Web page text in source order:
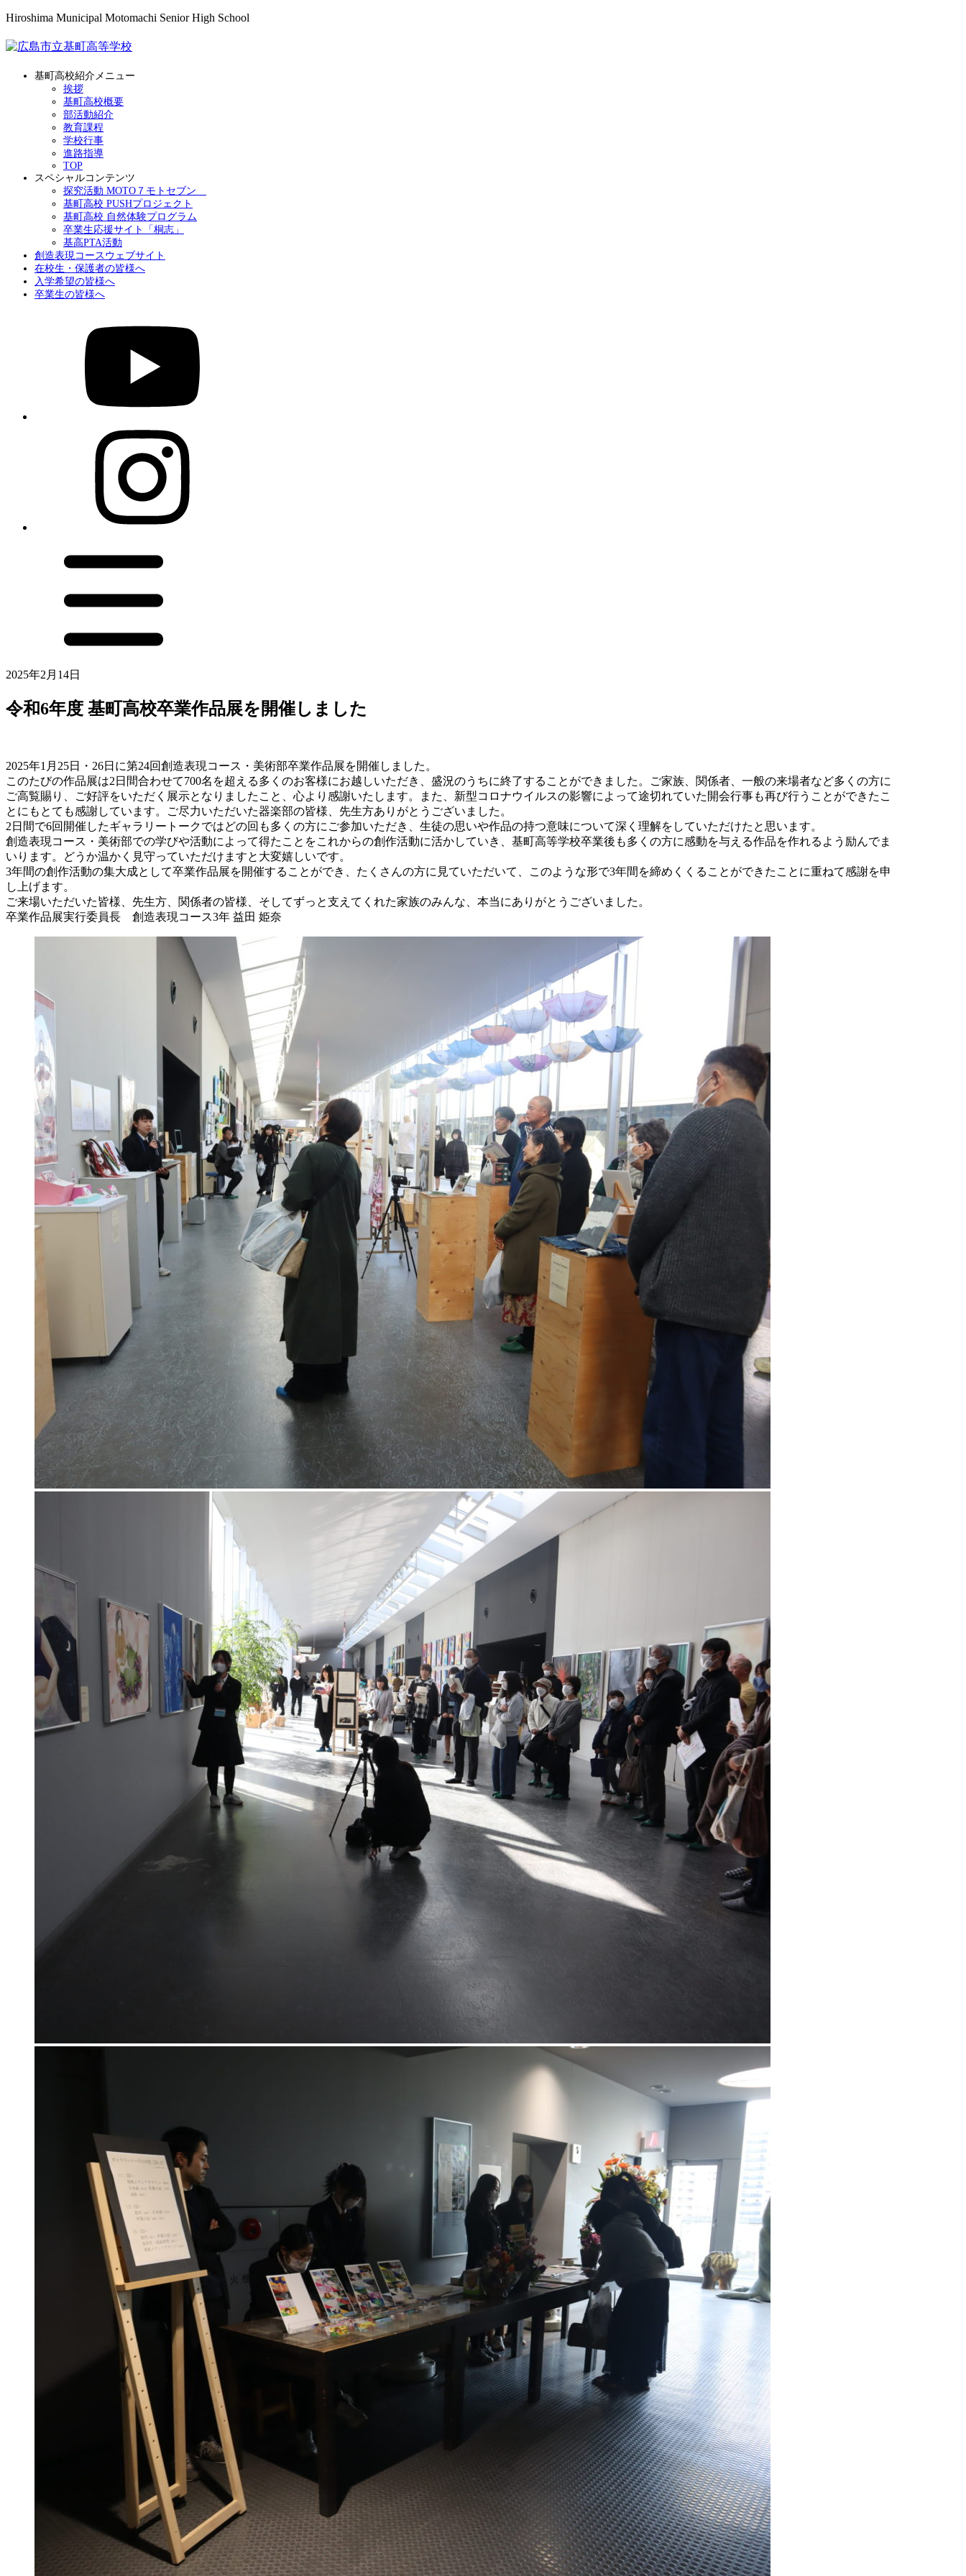
Hiroshima Municipal Motomachi Senior High School
基町高校紹介メニュー
挨拶
基町高校概要
部活動紹介
教育課程
学校行事
進路指導
TOP
スペシャルコンテンツ
探究活動 MOTO７モトセブン
基町高校 PUSHプロジェクト
基町高校 自然体験プログラム
卒業生応援サイト「桐志」
基高PTA活動
創造表現コースウェブサイト
在校生・保護者の皆様へ
入学希望の皆様へ
卒業生の皆様へ
2025年2月14日
令和6年度 基町高校卒業作品展を開催しました
2025年1月25日・26日に第24回創造表現コース・美術部卒業作品展を開催しました。
このたびの作品展は2日間合わせて700名を超える多くのお客様にお越しいただき、盛況のうちに終了することができました。ご家族、関係者、一般の来場者など多くの方に
ご高覧賜り、ご好評をいただく展示となりましたこと、心より感謝いたします。また、新型コロナウイルスの影響によって途切れていた開会行事も再び行うことができたこ
とにもとても感謝しています。ご尽力いただいた器楽部の皆様、先生方ありがとうございました。
2日間で6回開催したギャラリートークではどの回も多くの方にご参加いただき、生徒の思いや作品の持つ意味について深く理解をしていただけたと思います。
創造表現コース・美術部での学びや活動によって得たことをこれからの創作活動に活かしていき、基町高等学校卒業後も多くの方に感動を与える作品を作れるよう励んでま
いります。どうか温かく見守っていただけますと大変嬉しいです。
3年間の創作活動の集大成として卒業作品展を開催することができ、たくさんの方に見ていただいて、このような形で3年間を締めくくることができたことに重ねて感謝を申
し上げます。
ご来場いただいた皆様、先生方、関係者の皆様、そしてずっと支えてくれた家族のみんな、本当にありがとうございました。
卒業作品展実行委員長 創造表現コース3年 益田 姫奈